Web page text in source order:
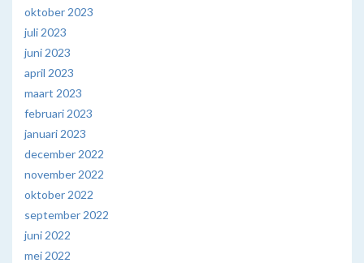
oktober 2023
juli 2023
juni 2023
april 2023
maart 2023
februari 2023
januari 2023
december 2022
november 2022
oktober 2022
september 2022
juni 2022
mei 2022